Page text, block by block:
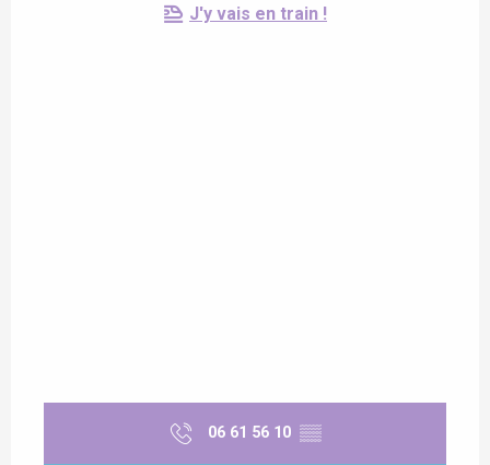
J'y vais en train !
06 61 56 10 ▒▒